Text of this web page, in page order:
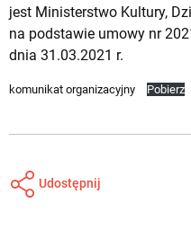
jest Ministerstwo Kultury,
na podstawie umowy nr
dnia 31.03.2021 r.
komunikat organizacyjny Pobierz
Udostępnij